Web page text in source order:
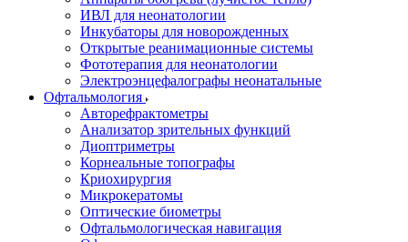
ИВЛ для неонатологии
Инкубаторы для новорожденных
Открытые реанимационные системы
Фототерапия для неонатологии
Электроэнцефалографы неонатальные
Офтальмология
Авторефрактометры
Анализатор зрительных функций
Диоптриметры
Корнеальные топографы
Криохирургия
Микрокератомы
Оптические биометры
Офтальмологическая навигация